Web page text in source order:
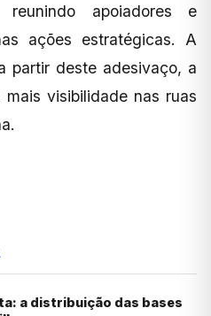
apoiadores e
ações estratégicas. A
partir deste adesivaço, a
visibilidade nas ruas
a distribuição das bases